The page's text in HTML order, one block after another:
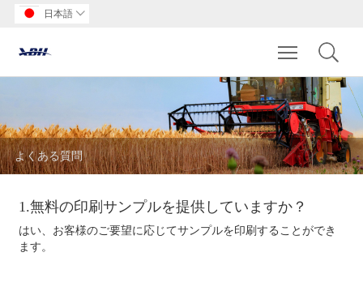
日本語 
Toggle
よくある質問
1.無料の印刷サンプルを提供していますか？
はい、お客様のご要望に応じてサンプルを印刷することができ
ます。